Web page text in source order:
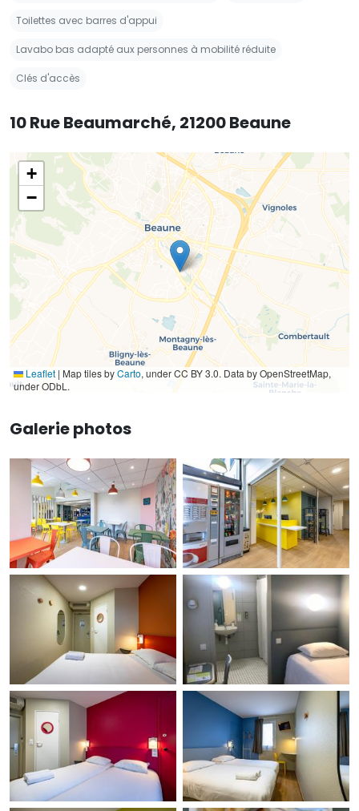
Toilettes avec barres d'appui
Lavabo bas adapté aux personnes à mobilité réduite
Clés d'accès
10 Rue Beaumarché, 21200 Beaune
+
−
Leaflet | Map tiles byCarto, under CC BY 3.0. Data by OpenStreetMap,
under ODbL.
Galerie photos